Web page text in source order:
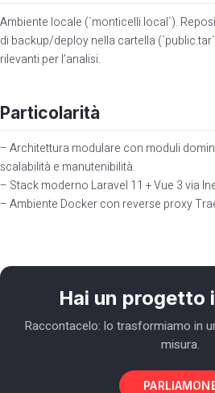
Ambiente locale (`monticelli.local`).
di backup/deploy nella cartella
rilevanti per l’analisi.
Particolarità
– Architettura modulare con moduli
scalabilità e manutenibilità.
– Stack moderno Laravel 11 + Vue 3 via
– Ambiente Docker con reverse proxy
Hai un progetto
Raccontacelo: lo trasformiamo in
misura.